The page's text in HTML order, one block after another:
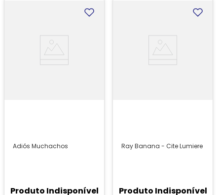
Adiós Muchachos
Produto Indisponível
Ray Banana - Cite Lumiere
Produto Indisponível